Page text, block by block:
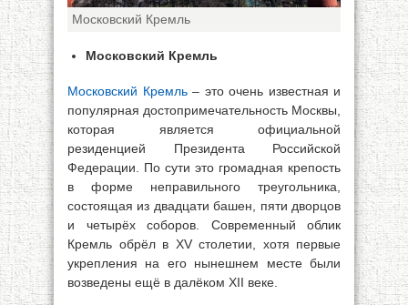
Московский Кремль
Московский Кремль
Московский Кремль– это очень известная и
популярная достопримечательность Москвы,
которая является официальной
резиденцией Президента Российской
Федерации. По сути это громадная крепость
в форме неправильного треугольника,
состоящая из двадцати башен, пяти дворцов
и четырёх соборов. Современный облик
Кремль обрёл в XV столетии, хотя первые
укрепления на его нынешнем месте были
возведены ещё в далёком XII веке.